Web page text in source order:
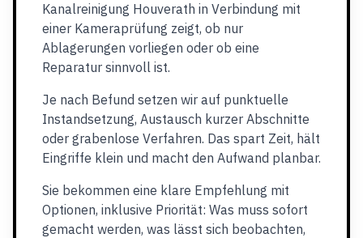
Kanalreinigung Houverath in Verbindung mit
einer Kameraprüfung zeigt, ob nur
Ablagerungen vorliegen oder ob eine
Reparatur sinnvoll ist.
Je nach Befund setzen wir auf punktuelle
Instandsetzung, Austausch kurzer Abschnitte
oder grabenlose Verfahren. Das spart Zeit, hält
Eingriffe klein und macht den Aufwand planbar.
Sie bekommen eine klare Empfehlung mit
Optionen, inklusive Priorität: Was muss sofort
gemacht werden, was lässt sich beobachten,